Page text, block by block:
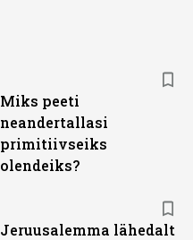
Miks peeti
neandertallasi
primitiivseiks
olendeiks?
Jeruusalemma lähedalt